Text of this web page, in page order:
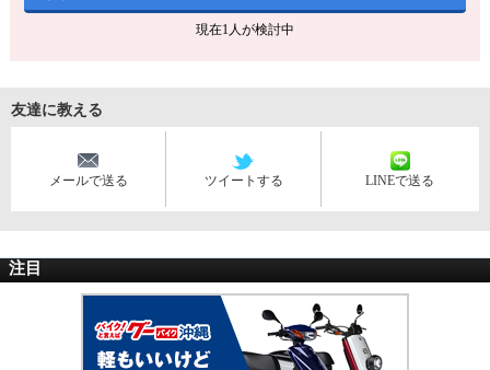
現在1人が検討中
友達に教える
メールで送る ツイートする LINEで送る
注目